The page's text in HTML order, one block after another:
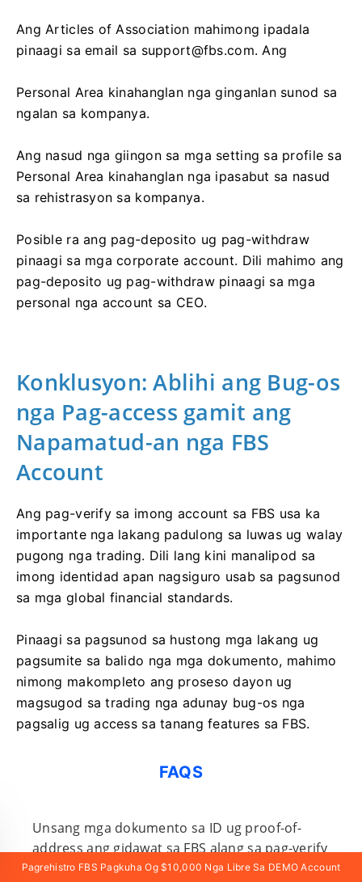
Ang Articles of Association mahimong ipadala
pinaagi sa email sa support@fbs.com. Ang
Personal Area kinahanglan nga ginganlan sunod sa
ngalan sa kompanya.
Ang nasud nga giingon sa mga setting sa profile sa
Personal Area kinahanglan nga ipasabut sa nasud
sa rehistrasyon sa kompanya.
Posible ra ang pag-deposito ug pag-withdraw
pinaagi sa mga corporate account. Dili mahimo ang
pag-deposito ug pag-withdraw pinaagi sa mga
personal nga account sa CEO.
Konklusyon: Ablihi ang Bug-os
nga Pag-access gamit ang
Napamatud-an nga FBS
Account
Ang pag-verify sa imong account sa FBS usa ka
importante nga lakang padulong sa luwas ug walay
pugong nga trading. Dili lang kini manalipod sa
imong identidad apan nagsiguro usab sa pagsunod
sa mga global financial standards.
Pinaagi sa pagsunod sa hustong mga lakang ug
pagsumite sa balido nga mga dokumento, mahimo
nimong makompleto ang proseso dayon ug
magsugod sa trading nga adunay bug-os nga
pagsalig ug access sa tanang features sa FBS.
FAQS
Unsang mga dokumento sa ID ug proof-of-
address ang gidawat sa FBS alang sa pag-verify
sa account?
Pagrehistro FBS Pagkuha Og $10,000 Nga Libre Sa DEMO Account